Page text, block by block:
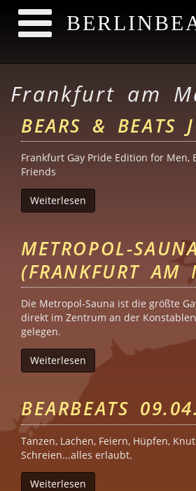
Frankfurt am
BEARS & BEATS
Frankfurt Gay Pride Edition for Men,
Friends
Weiterlesen
METROPOL-
(FRANKFURT AM
Die Metropol-Sauna ist die größte
direkt im Zentrum an der
gelegen.
Weiterlesen über Metropol-Sauna
BEARBEATS
Tanzen, Lachen, Feiern, Hüpfen,
Schreien...alles erlaubt.
Weiterlesen